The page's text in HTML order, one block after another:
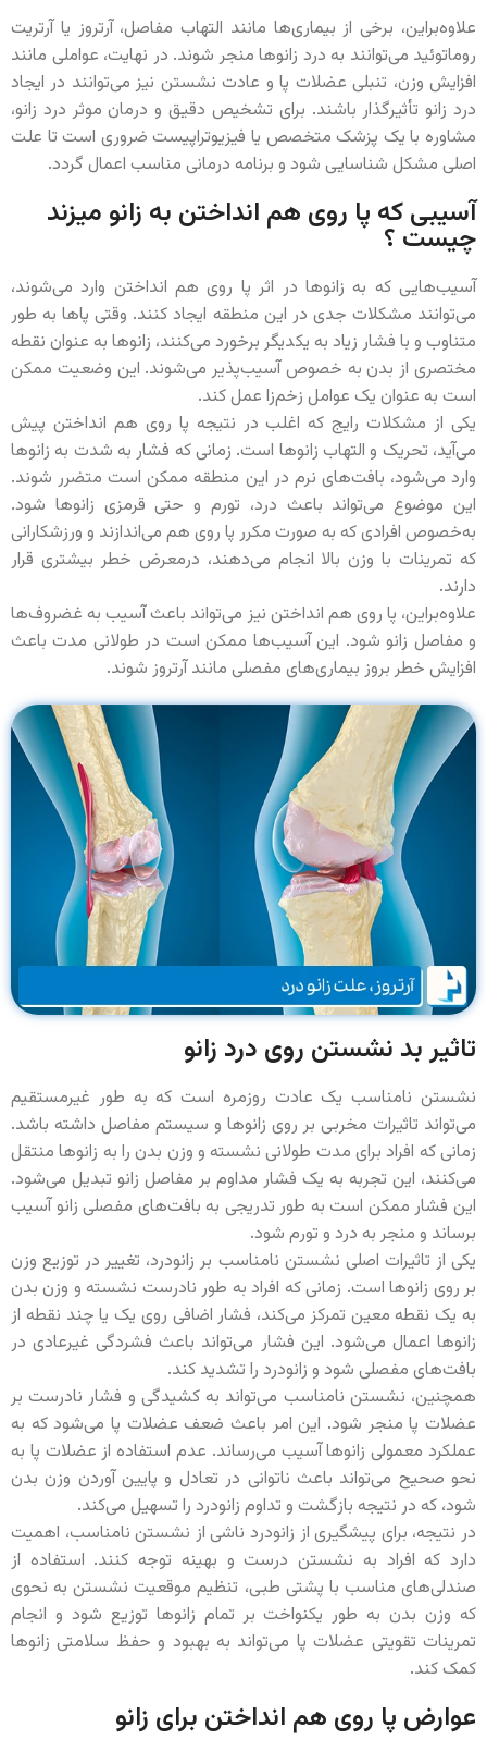
علاوه‌براین، برخی از بیماری‌ها مانند التهاب مفاصل، آرتروز یا آرتریت
روماتوئید می‌توانند به درد زانوها منجر شوند. در نهایت، عواملی مانند
افزایش وزن، تنبلی عضلات پا و عادت نشستن نیز می‌توانند در ایجاد
درد زانو تأثیرگذار باشند. برای تشخیص دقیق و درمان موثر درد زانو،
مشاوره با یک پزشک متخصص یا فیزیوتراپیست ضروری است تا علت
اصلی مشکل شناسایی شود و برنامه درمانی مناسب اعمال گردد.
آسیبی که پا روی هم انداختن به زانو میزند
چیست ؟
آسیب‌هایی که به زانوها در اثر پا روی هم انداختن وارد می‌شوند،
می‌توانند مشکلات جدی در این منطقه ایجاد کنند. وقتی پاها به طور
متناوب و با فشار زیاد به یکدیگر برخورد می‌کنند، زانوها به عنوان نقطه
مختصری از بدن به خصوص آسیب‌پذیر می‌شوند. این وضعیت ممکن
است به عنوان یک عوامل زخم‌زا عمل کند.
یکی از مشکلات رایج که اغلب در نتیجه پا روی هم انداختن پیش
می‌آید، تحریک و التهاب زانوها است. زمانی که فشار به شدت به زانوها
وارد می‌شود، بافت‌های نرم در این منطقه ممکن است متضرر شوند.
این موضوع می‌تواند باعث درد، تورم و حتی قرمزی زانوها شود.
به‌خصوص افرادی که به صورت مکرر پا روی هم می‌اندازند و ورزشکارانی
که تمرینات با وزن بالا انجام می‌دهند، درمعرض خطر بیشتری قرار
دارند.
علاوه‌براین، پا روی هم انداختن نیز می‌تواند باعث آسیب به غضروف‌ها
و مفاصل زانو شود. این آسیب‌ها ممکن است در طولانی مدت باعث
افزایش خطر بروز بیماری‌های مفصلی مانند آرتروز شوند.
تاثیر بد نشستن روی درد زانو
نشستن نامناسب یک عادت روزمره است که به طور غیرمستقیم
می‌تواند تاثیرات مخربی بر روی زانوها و سیستم مفاصل داشته باشد.
زمانی که افراد برای مدت طولانی نشسته و وزن بدن را به زانوها منتقل
می‌کنند، این تجربه به یک فشار مداوم بر مفاصل زانو تبدیل می‌شود.
این فشار ممکن است به طور تدریجی به بافت‌های مفصلی زانو آسیب
برساند و منجر به درد و تورم شود.
یکی از تاثیرات اصلی نشستن نامناسب بر زانودرد، تغییر در توزیع وزن
بر روی زانوها است. زمانی که افراد به طور نادرست نشسته و وزن بدن
به یک نقطه معین تمرکز می‌کند، فشار اضافی روی یک یا چند نقطه از
زانوها اعمال می‌شود. این فشار می‌تواند باعث فشردگی غیرعادی در
بافت‌های مفصلی شود و زانودرد را تشدید کند.
همچنین، نشستن نامناسب می‌تواند به کشیدگی و فشار نادرست بر
عضلات پا منجر شود. این امر باعث ضعف عضلات پا می‌شود که به
عملکرد معمولی زانوها آسیب می‌رساند. عدم استفاده از عضلات پا به
نحو صحیح می‌تواند باعث ناتوانی در تعادل و پایین آوردن وزن بدن
شود، که در نتیجه بازگشت و تداوم زانودرد را تسهیل می‌کند.
در نتیجه، برای پیشگیری از زانودرد ناشی از نشستن نامناسب، اهمیت
دارد که افراد به نشستن درست و بهینه توجه کنند. استفاده از
صندلی‌های مناسب با پشتی طبی، تنظیم موقعیت نشستن به نحوی
که وزن بدن به طور یکنواخت بر تمام زانوها توزیع شود و انجام
تمرینات تقویتی عضلات پا می‌تواند به بهبود و حفظ سلامتی زانوها
کمک کند.
عوارض پا روی هم انداختن برای زانو